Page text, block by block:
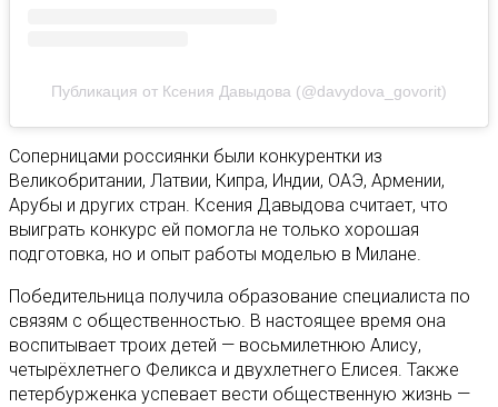
Публикация от Ксения Давыдова (@davydova_govorit)
Соперницами россиянки были конкурентки из
Великобритании, Латвии, Кипра, Индии, ОАЭ, Армении,
Арубы и других стран. Ксения Давыдова считает, что
выиграть конкурс ей помогла не только хорошая
подготовка, но и опыт работы моделью в Милане.
Победительница получила образование специалиста по
связям с общественностью. В настоящее время она
воспитывает троих детей — восьмилетнюю Алису,
четырёхлетнего Феликса и двухлетнего Елисея. Также
петербурженка успевает вести общественную жизнь —